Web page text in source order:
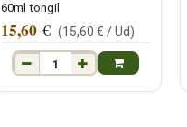
60ml tongil
15,60 € (15,60 € /Ud)